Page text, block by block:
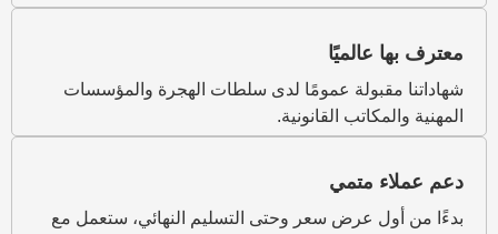
عمومًا لدى سلطات الهجرة والمؤسسات
القانونية.
سعر وحتى التسليم النهائي، ستعمل مع